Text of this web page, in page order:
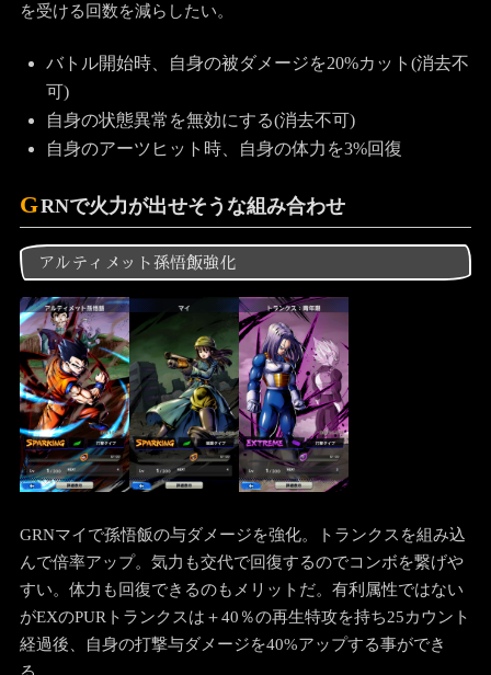
を受ける回数を減らしたい。
バトル開始時、自身の被ダメージを20%カット(消去不
可)
自身の状態異常を無効にする(消去不可)
自身のアーツヒット時、自身の体力を3%回復
GRNで火力が出せそうな組み合わせ
アルティメット孫悟飯強化
GRNマイで孫悟飯の与ダメージを強化。トランクスを組み込
んで倍率アップ。気力も交代で回復するのでコンボを繋げや
すい。体力も回復できるのもメリットだ。有利属性ではない
がEXのPURトランクスは＋40％の再生特攻を持ち25カウント
経過後、自身の打撃与ダメージを40%アップする事ができ